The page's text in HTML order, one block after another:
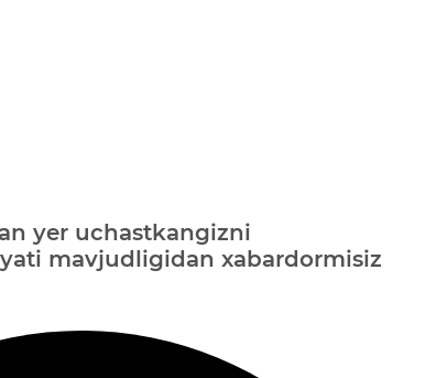
yer uchastkangizni
mavjudligidan xabardormisiz